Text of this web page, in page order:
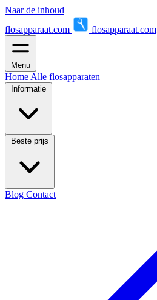
Naar de inhoud
flosapparaat.com
flosapparaat.com
Menu
Home Alle flosapparaten
Informatie
Beste prijs
Blog Contact